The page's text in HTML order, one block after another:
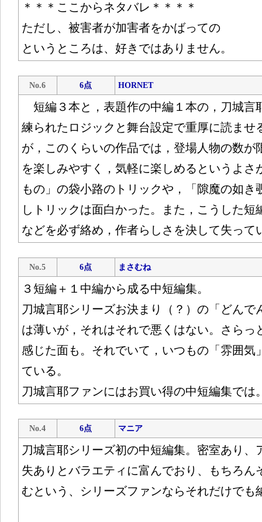
＊＊＊ここからネタバレ＊＊＊＊
ただし、被害者が加害者をかばっての
というところは、好きではありません。
No.6 6点 HORNET
短編３本と，表題作の中編１本の，刀城言
練られたロジックと舞台設定で重厚に読ませ
が，このくらいの作品では，登場人物の数が
を楽しみやすく，気軽に楽しめるというよさ
もの」の袋小路のトリックや，「隙魔の如き
しトリックは面白かった。また，こうした短
などを必ず絡め，作者らしさを決して失って
No.5 6点 まさむね
３短編＋１中編から成る中短編集。
刀城言耶シリーズお決まり（？）の「どんで
は薄いが，それはそれで悪くはない。さらっ
感じた面も。それでいて，いつもの「雰囲気
ている。
刀城言耶ファンにはお買い得の中短編集では
No.4 6点 マニア
刀城言耶シリーズ初の中短編集。密室あり、
失ありとバラエティに富んでおり、もちろん
むという、シリーズファンならそれだけでも